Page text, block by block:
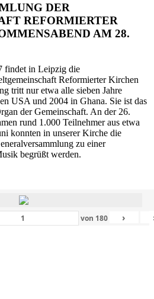
DER
REFORMIERTER
AM 28.
findet in Leipzig die
Reformierter Kirchen
tritt nur etwa alle sieben Jahre
USA und 2004 in Ghana. Sie ist das
der Gemeinschaft. An der 26.
rund 1.000 Teilnehmer aus etwa
konnten in unserer Kirche die
zu einer
begrüßt werden.
von 180 ›